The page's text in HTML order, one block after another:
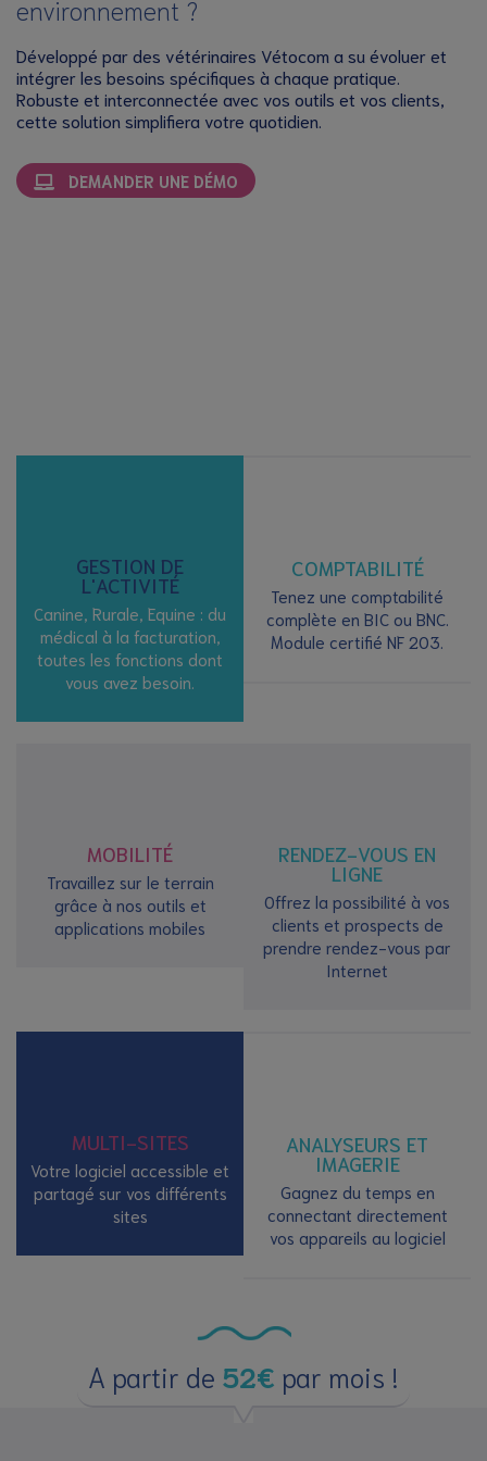
environnement ?
Développé par des vétérinaires Vétocom a su évoluer et
intégrer les besoins spécifiques à chaque pratique.
Robuste et interconnectée avec vos outils et vos clients,
cette solution simplifiera votre quotidien.
DEMANDER UNE DÉMO
GESTION DE
L'ACTIVITÉ
Canine, Rurale, Equine : du
médical à la facturation,
toutes les fonctions dont
vous avez besoin.
COMPTABILITÉ
Tenez une comptabilité
complète en BIC ou BNC.
Module certifié NF 203.
MOBILITÉ
Travaillez sur le terrain
grâce à nos outils et
applications mobiles
RENDEZ-VOUS EN
LIGNE
Offrez la possibilité à vos
clients et prospects de
prendre rendez-vous par
Internet
MULTI-SITES
Votre logiciel accessible et
partagé sur vos différents
sites
ANALYSEURS ET
IMAGERIE
Gagnez du temps en
connectant directement
vos appareils au logiciel
A partir de 52€ par mois !